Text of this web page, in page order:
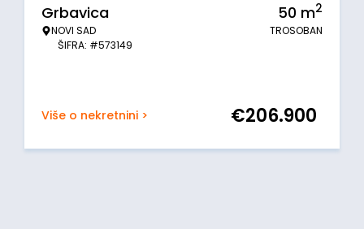
Grbavica
NOVI SAD
ŠIFRA: #573149
50 m2
TROSOBAN
Više o nekretnini > €206.900